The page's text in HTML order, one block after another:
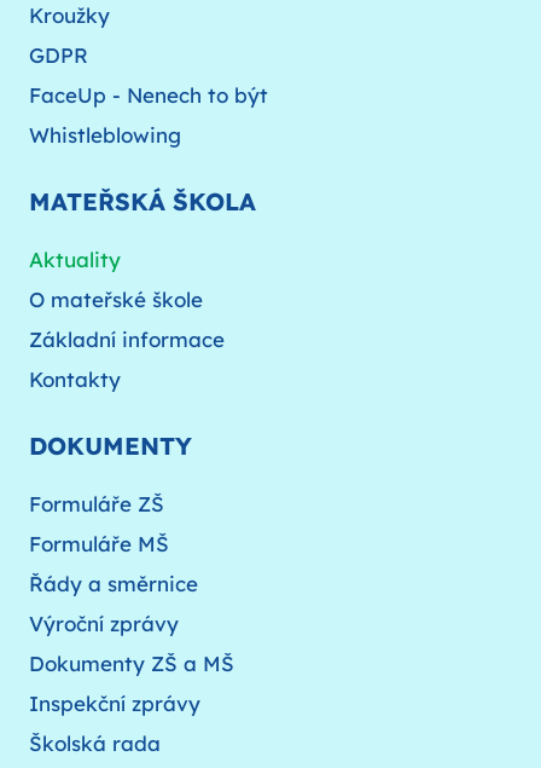
Kroužky
GDPR
FaceUp - Nenech to být
Whistleblowing
MATEŘSKÁ ŠKOLA
Aktuality
O mateřské škole
Základní informace
Kontakty
DOKUMENTY
Formuláře ZŠ
Formuláře MŠ
Řády a směrnice
Výroční zprávy
Dokumenty ZŠ a MŠ
Inspekční zprávy
Školská rada